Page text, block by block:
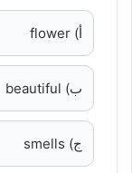
أ) flower
ب) beautiful
ج) smells